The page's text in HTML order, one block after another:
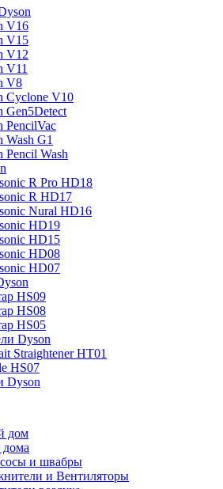
V16
V15
V12
V11
V8
Cyclone V10
Gen5Detect
PencilVac
Wash G1
Pencil Wash
R Pro HD18
R HD17
Nural HD16
HD19
HD15
HD08
HD07
HS09
HS08
HS05
Dyson
Straightener HT01
HS07
Dyson
дом
дома
и швабры
и Вентиляторы